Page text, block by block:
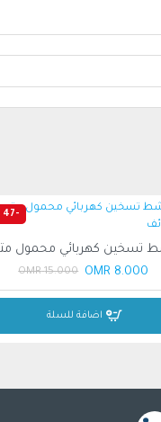
-47 %
8.000 OMR
15.000 OMR
اضافة للسلة